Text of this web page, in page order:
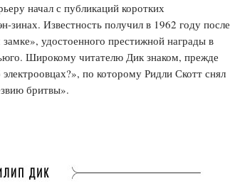
начал с публикаций коротких
зинах. Известность получил в 1962 году после
удостоенного престижной награды в
Широкому читателю Дик знаком, прежде
по которому Ридли Скотт снял
бритвы».